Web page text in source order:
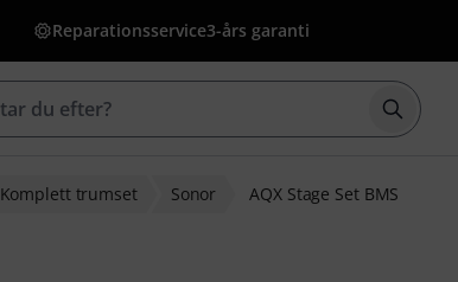
Reparationsservice3-års garanti
Börja
Komplett trumset Sonor AQX Stage Set BMS